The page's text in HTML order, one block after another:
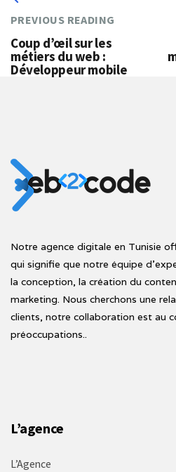
PREVIOUS READING
Coup d’œil sur les
métiers du web :
Développeur mobile
Notre agence digitale en Tunisie
qui signifie que notre équipe
la conception, la création du
marketing. Nous cherchons une
clients, notre collaboration est au
préoccupations..
L’agence
L’Agence